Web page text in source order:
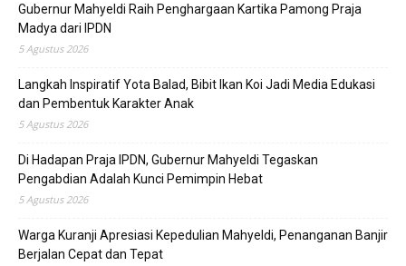
Gubernur Mahyeldi Raih Penghargaan Kartika Pamong Praja
Madya dari IPDN
5 Agustus 2026
Langkah Inspiratif Yota Balad, Bibit Ikan Koi Jadi Media Edukasi
dan Pembentuk Karakter Anak
5 Agustus 2026
Di Hadapan Praja IPDN, Gubernur Mahyeldi Tegaskan
Pengabdian Adalah Kunci Pemimpin Hebat
5 Agustus 2026
Warga Kuranji Apresiasi Kepedulian Mahyeldi, Penanganan Banjir
Berjalan Cepat dan Tepat